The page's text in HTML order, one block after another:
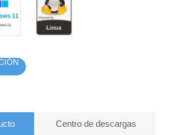
Centro de descargas